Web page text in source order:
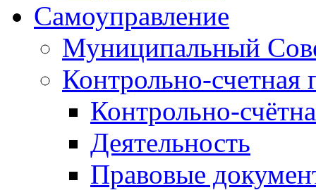
Самоуправление
Муниципальный
Контрольно-счетная
Контрольно-
Деятельность
Правовые